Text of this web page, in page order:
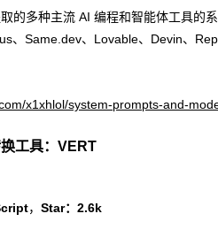
的多种主流 AI 编程和智能体工具的
、Same.dev、Lovable、Devin、
x1xhlol/system-prompts-and-
工具：VERT
， Star：2.6k